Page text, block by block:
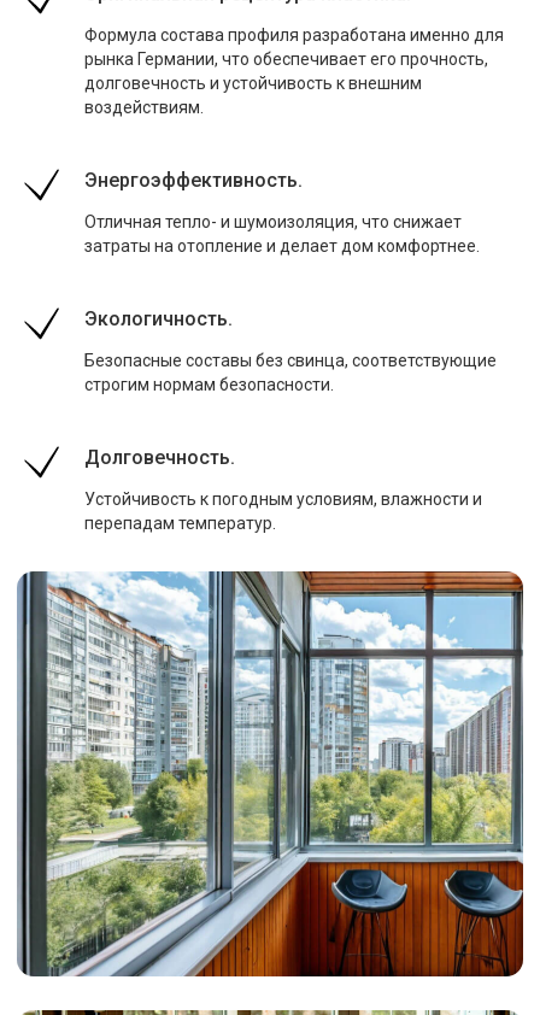
Формула состава профиля разработана именно для
рынка Германии, что обеспечивает его прочность,
долговечность и устойчивость к внешним
воздействиям.
Энергоэффективность.
Отличная тепло- и шумоизоляция, что снижает
затраты на отопление и делает дом комфортнее.
Экологичность.
Безопасные составы без свинца, соответствующие
строгим нормам безопасности.
Долговечность.
Устойчивость к погодным условиям, влажности и
перепадам температур.